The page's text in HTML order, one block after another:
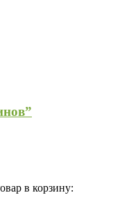
в корзину: